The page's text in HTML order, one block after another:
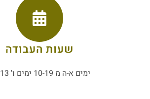
שעות העבודה
ימים א-ה מ 10-19 ימים ו' 10-13